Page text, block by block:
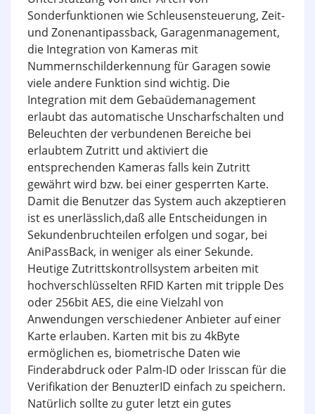
Sonderfunktionen wie Schleusensteuerung, Zeit-
und Zonenantipassback, Garagenmanagement,
die Integration von Kameras mit
Nummernschilderkennung für Garagen sowie
viele andere Funktion sind wichtig. Die
Integration mit dem Gebaüdemanagement
erlaubt das automatische Unscharfschalten und
Beleuchten der verbundenen Bereiche bei
erlaubtem Zutritt und aktiviert die
entsprechenden Kameras falls kein Zutritt
gewährt wird bzw. bei einer gesperrten Karte.
Damit die Benutzer das System auch akzeptieren
ist es unerlässlich,daß alle Entscheidungen in
Sekundenbruchteilen erfolgen und sogar, bei
AniPassBack, in weniger als einer Sekunde.
Heutige Zutrittskontrollsystem arbeiten mit
hochverschlüsselten RFID Karten mit tripple Des
oder 256bit AES, die eine Vielzahl von
Anwendungen verschiedener Anbieter auf einer
Karte erlauben. Karten mit bis zu 4kByte
ermöglichen es, biometrische Daten wie
Finderabdruck oder Palm-ID oder Irisscan für die
Verifikation der BenuzterID einfach zu speichern.
Natürlich sollte zu guter letzt ein gutes